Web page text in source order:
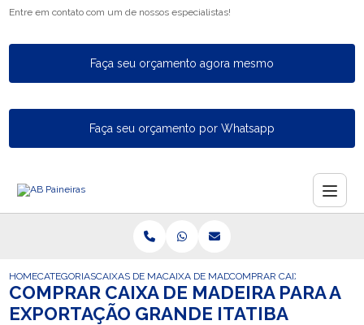
Entre em contato com um de nossos especialistas!
Faça seu orçamento agora mesmo
Faça seu orçamento por Whatsapp
HOMECATEGORIASCAIXAS DE MADEIRA PARA EXPORTACAO
CAIXA DE MADEIRA INDUSTRIAL PARA A
COMPRAR CAIXA DE
COMPRAR CAIXA DE MADEIRA PARA A
EXPORTAÇÃO GRANDE ITATIBA